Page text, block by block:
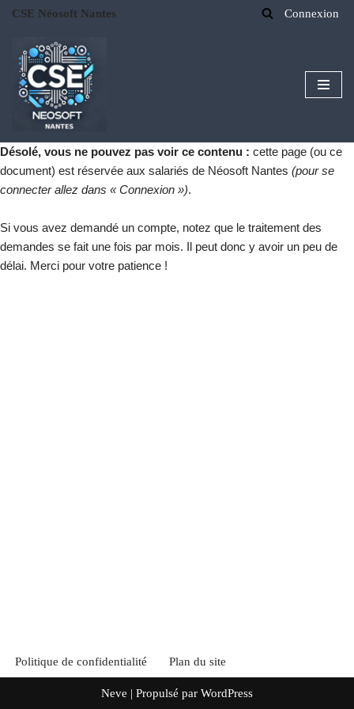
au
contenu
CSE Néosoft Nantes Connexion
Désolé, vous ne pouvez pas voir ce contenu : cette page (ou ce
document) est réservée aux salariés de Néosoft Nantes (pour se
connecter allez dans « Connexion »).
Si vous avez demandé un compte, notez que le traitement des
demandes se fait une fois par mois. Il peut donc y avoir un peu de
délai. Merci pour votre patience !
Politique de confidentialité Plan du site
Neve | Propulsé par WordPress